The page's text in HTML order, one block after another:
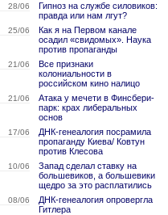
28/06
Гипноз на службе силовиков:
правда или нам лгут?
25/06
Как я на Первом канале
осадил «свидомых». Наука
против пропаганды
21/06
Все признаки
колониальности в
российском кино налицо
21/06
Атака у мечети в Финсбери-
парк: крах либеральных
основ
17/06
ДНК-генеалогия посрамила
пропаганду Киева/ Ковтун
против Клесова
10/06
Запад сделал ставку на
большевиков, а большевики
щедро за это расплатились
08/06
ДНК-генеалогия опровергла
Гитлера